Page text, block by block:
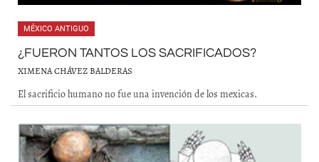
MÉXICO ANTIGUO
¿FUERON TANTOS LOS SACRIFICADOS?
XIMENA CHÁVEZ BALDERAS
El sacrificio humano no fue una invención de los mexicas.